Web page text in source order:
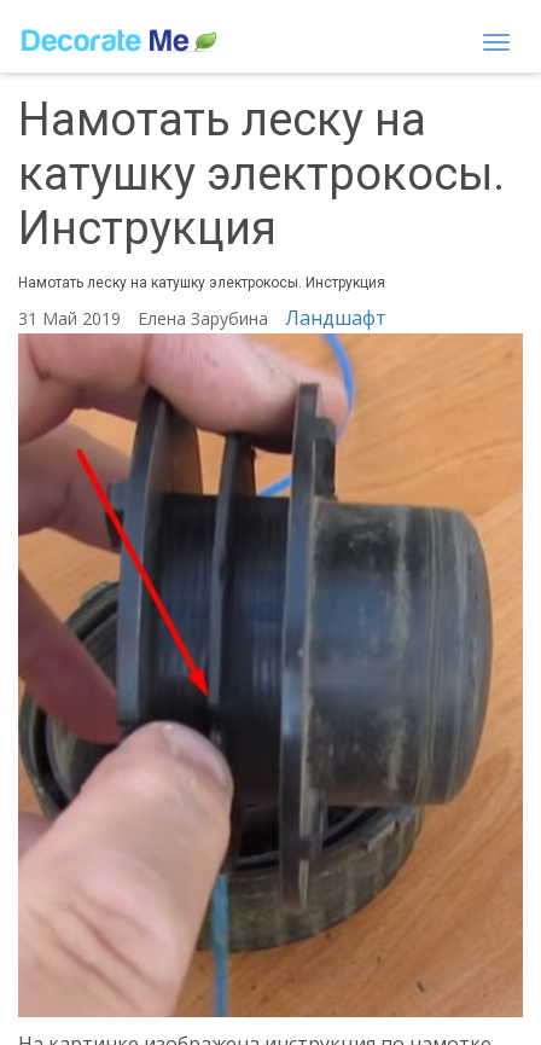
Намотать леску на
катушку электрокосы.
Инструкция
Намотать леску на катушку электрокосы. Инструкция
31 Май 2019 Елена Зарубина Ландшафт